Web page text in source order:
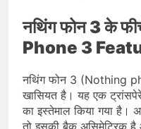
नथिंग फोन 3 के
Phone 3
नथिंग फोन 3 (Nothing
खासियत है। यह एक
का इस्तेमाल किया गया है।
तो इसकी बैक असिमेट्रिक